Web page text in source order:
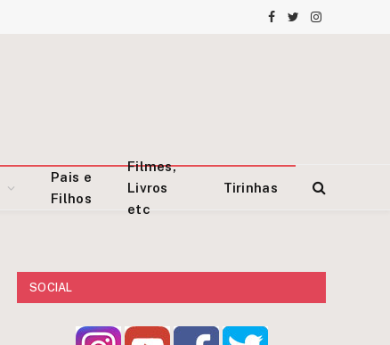
Facebook
TwitterInstagram
Pais e
Filhos
Filmes,
Livros
etc
Tirinhas
SOCIAL